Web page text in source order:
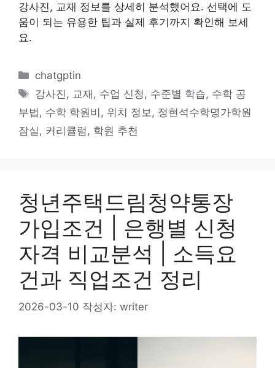
강사진, 교재 정보를 상세히 분석했어요. 선택에 도
움이 되는 유용한 팁과 실제 후기까지 확인해 보세
요.
카
테
리
chatgptin
태
그
강사진, 교재 , 수업 신청, 수준별 학습, 수학 공
부법, 수학 학원비 , 위치 정보, 정현석수학명가학원
잠실 , 커리큘럼, 학원 추천
청년주택드림청약통장
가입조건 | 은행별 신청
자격 비교분석 | 소득요
건과 직업조건 정리
2026-03-10 작성자: writer